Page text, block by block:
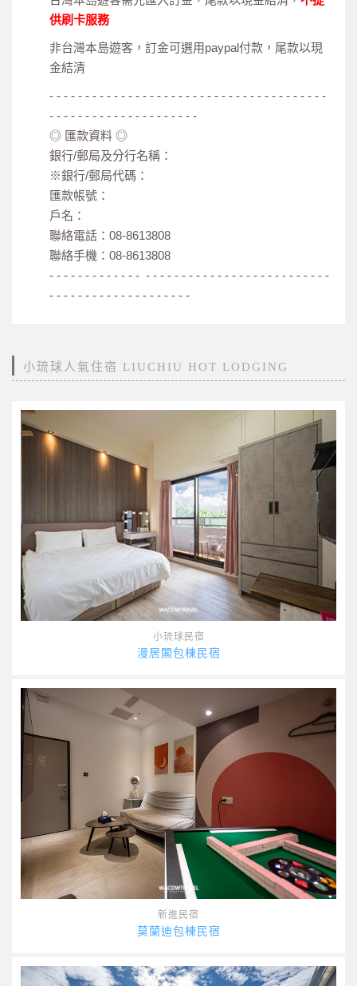
供刷卡服務
非台灣本島遊客，訂金可選用paypal付款，尾款以現
金結清
- - - - - - - - - - - - - - - - - - - - - - - - - - - - - - - - - - - - - - -
- - - - - - - - - - - - - - - - - - - - -
◎ 匯款資料 ◎
銀行/郵局及分行名稱：
※銀行/郵局代碼：
匯款帳號：
戶名：
聯絡電話：08-8613808
聯絡手機：08-8613808
- - - - - - - - - - - - - - - - - - - - - - - - - - - - - - - - - - - - - - -
- - - - - - - - - - - - - - - - - - - -
小琉球人氣住宿 LIUCHIU HOT LODGING
小琉球民宿
漫居閣包棟民宿
新進民宿
莫蘭迪包棟民宿